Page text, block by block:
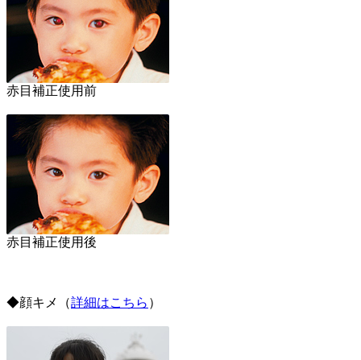
赤目補正使用前
赤目補正使用後
◆顔キメ（詳細はこちら ）